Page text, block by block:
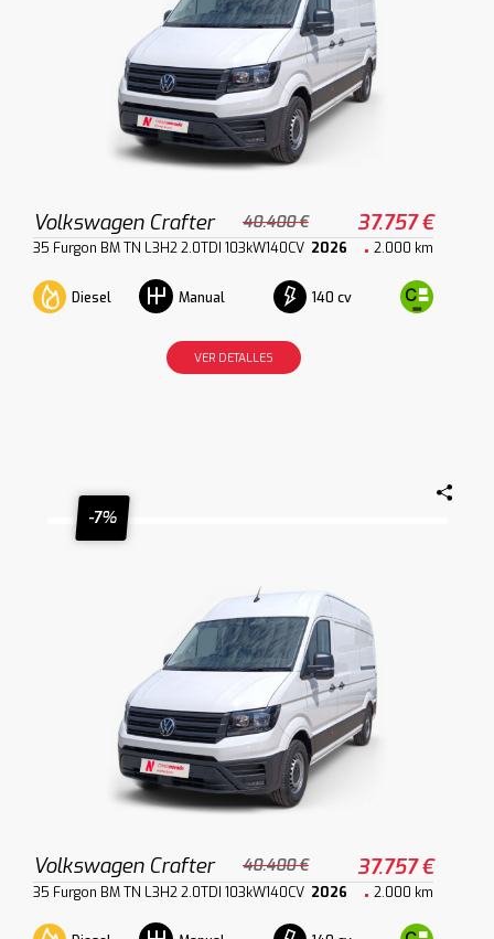
Volkswagen Crafter 40.400 € 37.757 €
35 Furgon BM TN L3H2 2.0TDI 103kW140CV 2026 2.000 km
Diesel Manual 140 cv
VER DETALLES
-7%
Volkswagen Crafter 40.400 € 37.757 €
35 Furgon BM TN L3H2 2.0TDI 103kW140CV 2026 2.000 km